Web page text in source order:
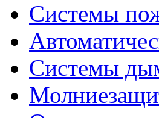
Системы
Системы